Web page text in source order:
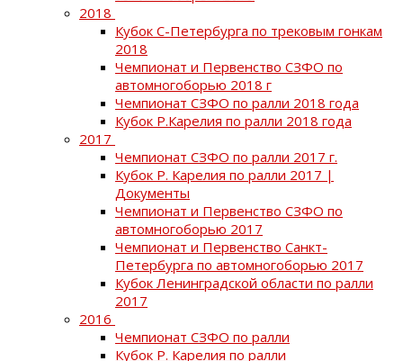
2018
Кубок С-Петербурга по трековым гонкам
2018
Чемпионат и Первенство СЗФО по
автомногоборью 2018 г
Чемпионат СЗФО по ралли 2018 года
Кубок Р.Карелия по ралли 2018 года
2017
Чемпионат СЗФО по ралли 2017 г.
Кубок Р. Карелия по ралли 2017 |
Документы
Чемпионат и Первенство СЗФО по
автомногоборью 2017
Чемпионат и Первенство Санкт-
Петербурга по автомногоборью 2017
Кубок Ленинградской области по ралли
2017
2016
Чемпионат СЗФО по ралли
Кубок Р. Карелия по ралли